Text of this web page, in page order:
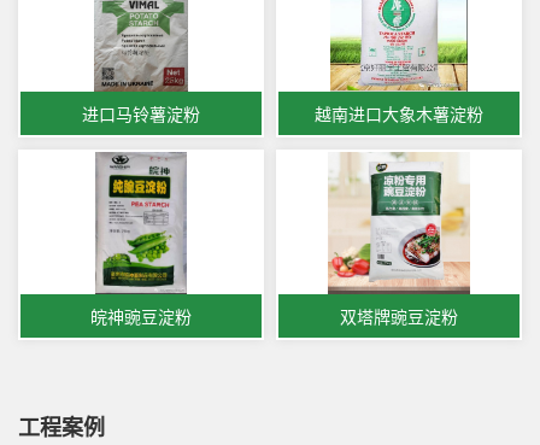
进口马铃薯淀粉 越南进口大象木薯淀粉
皖神豌豆淀粉 双塔牌豌豆淀粉
工程案例